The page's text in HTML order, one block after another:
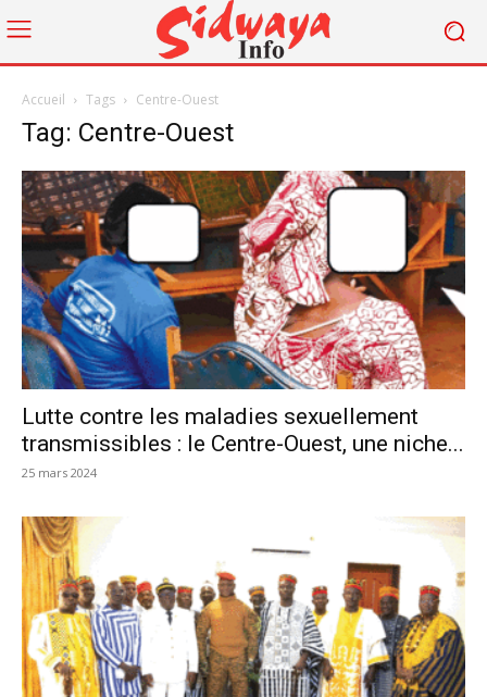
Accueil Tags Centre-Ouest
Tag: Centre-Ouest
Lutte contre les maladies sexuellement
transmissibles : le Centre-Ouest, une niche...
25 mars 2024